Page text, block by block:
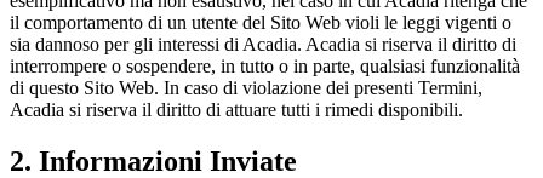
il comportamento di un utente del Sito Web violi le leggi vigenti o
sia dannoso per gli interessi di Acadia. Acadia si riserva il diritto di
interrompere o sospendere, in tutto o in parte, qualsiasi funzionalità
di questo Sito Web. In caso di violazione dei presenti Termini,
Acadia si riserva il diritto di attuare tutti i rimedi disponibili.
2. Informazioni Inviate